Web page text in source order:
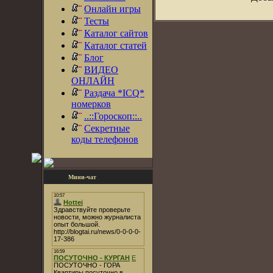
Онлайн игры
Тесты
Каталог сайтов
Каталог статей
Блог
ВИДЕО
ОНЛАЙН
Раздача *ICQ*
номерков
..::Гороскоп::..
Секретные
коды телефонов
Мини-чат